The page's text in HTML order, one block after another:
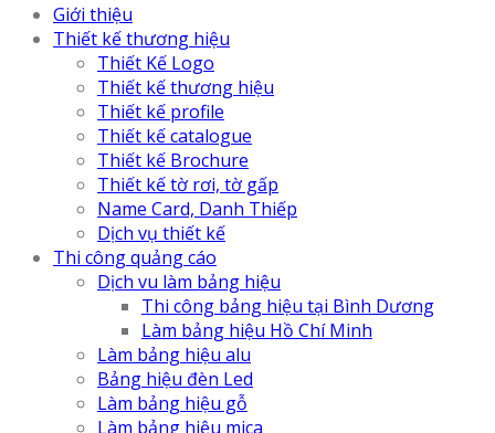
Giới thiệu
Thiết kế thương hiệu
Thiết Kế Logo
Thiết kế thương hiệu
Thiết kế profile
Thiết kế catalogue
Thiết kế Brochure
Thiết kế tờ rơi, tờ gấp
Name Card, Danh Thiếp
Dịch vụ thiết kế
Thi công quảng cáo
Dịch vu làm bảng hiệu
Thi công bảng hiệu tại Bình Dương
Làm bảng hiệu Hồ Chí Minh
Làm bảng hiệu alu
Bảng hiệu đèn Led
Làm bảng hiệu gỗ
Làm bảng hiệu mica